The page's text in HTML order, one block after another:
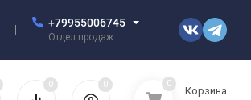
+79955006745
Отдел продаж
0 0 0
Корзина